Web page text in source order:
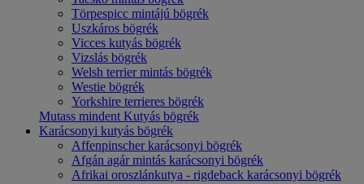
Törpespicc mintájú bögrék
Uszkáros bögrék
Vicces kutyás bögrék
Vizslás bögrék
Welsh terrier mintás bögrék
Westie bögrék
Yorkshire terrieres bögrék
Mutass mindent Kutyás bögrék
Karácsonyi kutyás bögrék
Affenpinscher karácsonyi bögrék
Afgán agár mintás karácsonyi bögrék
Afrikai oroszlánkutya - rigdeback karácsonyi bögrék